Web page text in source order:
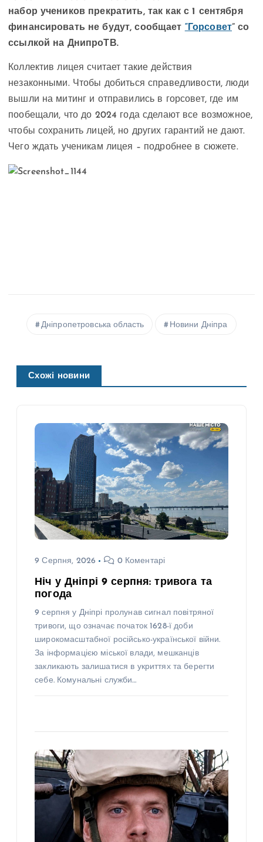
набор учеников прекратить, так как с 1 сентября
финансировать не будут, сообщает “Горсовет” со
ссылкой на ДнипроТВ.
Коллектив лицея считает такие действия
незаконными. Чтобы добиться справедливости, люди
вышли на митинг и отправились в горсовет, где им
пообещали, что до 2024 года сделают все возможное,
чтобы сохранить лицей, но других гарантий не дают.
Чего ждать ученикам лицея – подробнее в сюжете.
Дніпропетровська область Новини Дніпра
Схожі новини
9 Серпня, 2026 0 Коментарі
Ніч у Дніпрі 9 серпня: тривога та
погода
9 серпня у Дніпрі пролунав сигнал повітряної
тривоги, що означає початок 1628-ї доби
широкомасштабної російсько-української війни.
За інформацією міської влади, мешканців
закликають залишатися в укриттях та берегти
себе. Комунальні служби…